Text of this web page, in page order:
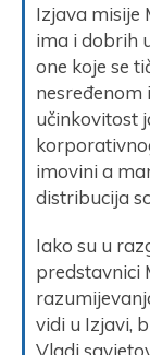
Izjava misije
ima i dobrih
one koje se
nesređenom
učinkovitost
imovini a
distribucija
Iako su u
predstavnici
vidi u Izjavi,
Vladi